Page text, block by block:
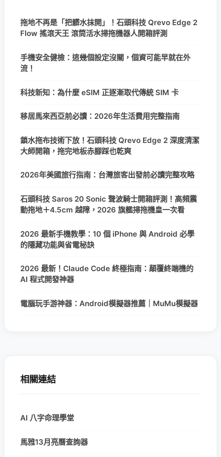
拖地不再是「把髒水抹開」！石頭科技 Qrevo Edge 2
Flow 搖滾天王 滾筒活水掃拖機器人開箱評測
手機安全健檢：這幾個設定沒關，個資可能早就在外
流！
科技新知：為什麼 eSIM 正逐漸取代傳統 SIM 卡
移居馬來西亞前必讀：2026年生活費用完整指南
鎖水拖布技術下放！石頭科技 Qrevo Edge 2 深度清潔
大師開箱，拖完地板赤腳踩也乾爽
2026年美國旅行指南：台灣旅客出發前必讀完整攻略
石頭科技 Saros 20 Sonic 聲波騎士開箱評測！高頻震
動拖地＋4.5cm 越障，2026 旗艦掃拖機皇一次看
2026 最新手機教學：10 個 iPhone 與 Android 必學
的隱藏功能與省電秘訣
2026 最新！Claude Code 終極指南：顛覆終端機的
AI 程式開發神器
電腦玩手游神器：Android模擬器推薦｜MuMu模擬器
相關連結
AI 八字命理學堂
馬雅13月亮曆查詢器